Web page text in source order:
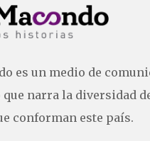
es un medio de
que narra la diversidad
conforman este país.